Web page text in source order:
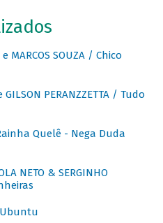
MARCOS SOUZA / Chico
GILSON PERANZZETTA / Tudo
Quelê - Nega Duda
NETO & SERGINHO
Ubuntu